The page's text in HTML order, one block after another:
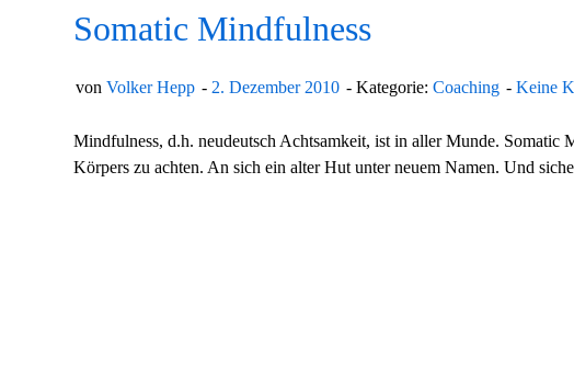
Somatic Mindfulness
von Volker Hepp 2. Dezember 2010 Kategorie: Coaching Keine
Mindfulness, d.h. neudeutsch Achtsamkeit, ist in aller Munde. Somatic
Körpers zu achten. An sich ein alter Hut unter neuem Namen. Und